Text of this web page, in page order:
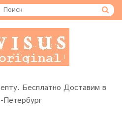
Бесплатно Доставим в
Петербург